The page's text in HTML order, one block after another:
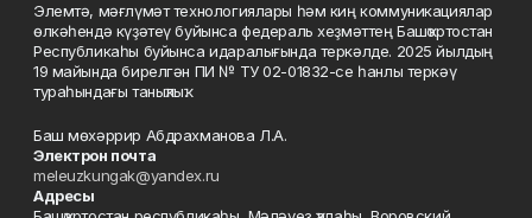
Элемтә, мәғлүмәт технологиялары һәм киң коммуникациялар
өлкәһендә күҙәтеү буйынса федераль хеҙмәттең Башҡортостан
Республикаһы буйынса идаралығында теркәлде. 2025 йылдың
19 майында бирелгән ПИ № ТУ 02-01832-се һанлы теркәү
тураһындағы таныҡлыҡ.
Баш мөхәррир Абдрахманова Л.А.
Электрон почта
meleuzkungak@yandex.ru
Адресы